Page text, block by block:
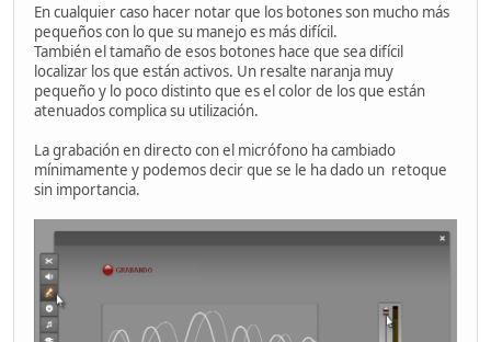
En cualquier caso hacer notar que los botones son mucho más
pequeños con lo que su manejo es más difícil.
También el tamaño de esos botones hace que sea difícil
localizar los que están activos. Un resalte naranja muy
pequeño y lo poco distinto que es el color de los que están
atenuados complica su utilización.
La grabación en directo con el micrófono ha cambiado
mínimamente y podemos decir que se le ha dado un retoque
sin importancia.